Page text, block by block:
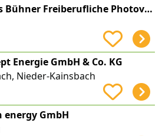
Andreas Bühner Freiberufliche Photovoltaik-Beratung
Energie GmbH & Co. KG
Nieder-Kainsbach
energy GmbH